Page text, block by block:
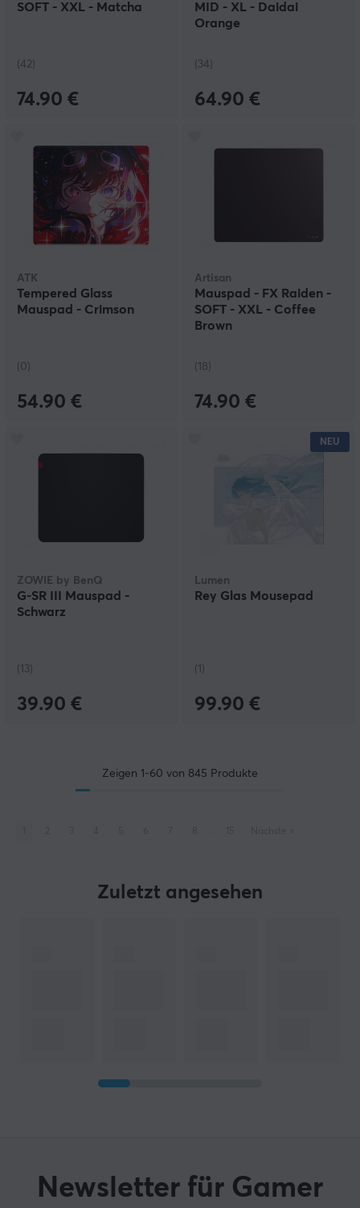
SOFT - XXL - Matcha
(42)
74.90 €
MID - XL - Daidai
Orange
(34)
64.90 €
ATK
Tempered Glass
Mauspad - Crimson
(0)
54.90 €
Artisan
Mauspad - FX Raiden -
SOFT - XXL - Coffee
Brown
(18)
74.90 €
ZOWIE by BenQ
G-SR III Mauspad -
Schwarz
(13)
39.90 €
NEU
Lumen
Rey Glas Mousepad
(1)
99.90 €
Zeigen 1-60 von 845 Produkte
Zuletzt angesehen
Newsletter für Gamer